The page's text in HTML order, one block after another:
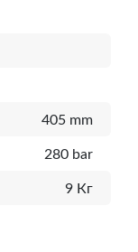
405 mm
280 bar
9 Кг